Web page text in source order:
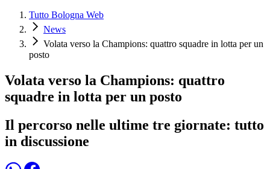
Tutto Bologna Web
News
Volata verso la Champions: quattro squadre in lotta per un
posto
Volata verso la Champions: quattro
squadre in lotta per un posto
Il percorso nelle ultime tre giornate: tutto
in discussione